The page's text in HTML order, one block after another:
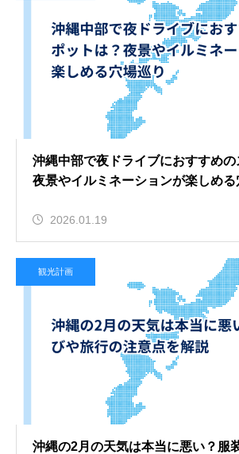
沖縄中部で夜ドライブにおすすめの
夜景やイルミネーションが楽しめる
2026.01.19
観光計画
沖縄の2月の天気は本当に悪い？服